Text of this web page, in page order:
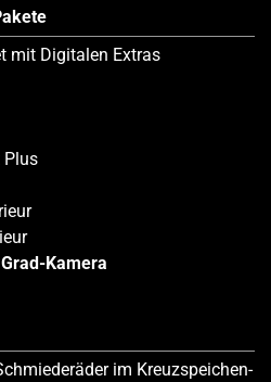
mit Digitalen Extras
Plus
Kamera
im Kreuzspeichen-